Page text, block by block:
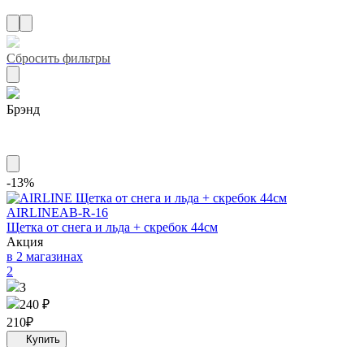
Сбросить фильтры
Брэнд
-13%
AIRLINEAB-R-16
Щетка от снега и льда + скребок 44см
Акция
в 2 магазинах
2
3
240 ₽
210₽